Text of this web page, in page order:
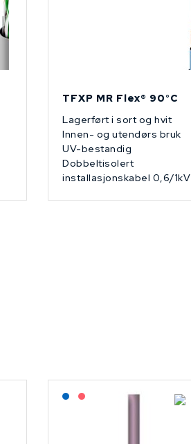
TFXP MR Flex® 90°C
Lagerført i sort og hvit
Innen- og utendørs bruk
UV-bestandig
Dobbeltisolert
installasjonskabel 0,6/1kV
Lagerført: NEK Kabel
På forespørsel